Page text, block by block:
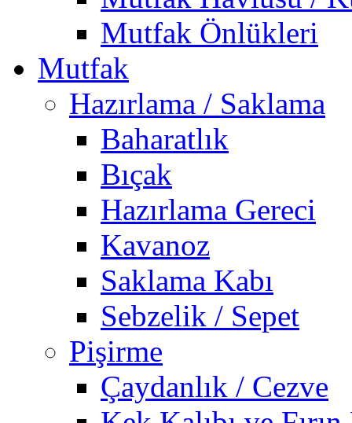
Mutfak Önlükleri
Mutfak
Hazırlama / Saklama
Baharatlık
Bıçak
Hazırlama Gereci
Kavanoz
Saklama Kabı
Sebzelik / Sepet
Pişirme
Çaydanlık / Cezve